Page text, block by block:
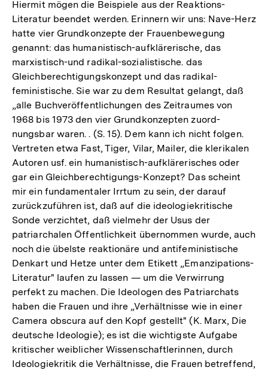
Fußnote
Hiermit mögen die Beispiele aus der Reaktions-
Literatur beendet werden. Erinnern wir uns: Nave-Herz
hatte vier Grundkonzepte der Frauenbewegung
genannt: das humanistisch-aufklärerische, das
marxistisch-und radikal-sozialistische. das
Gleichberechtigungskonzept und das radikal-
feministische. Sie war zu dem Resultat gelangt, daß
„alle Buchveröffentlichungen des Zeitraumes von
1968 bis 1973 den vier Grundkonzepten zuord-
nungsbar waren. . (S. 15). Dem kann ich nicht folgen.
Vertreten etwa Fast, Tiger, Vilar, Mailer, die klerikalen
Autoren usf. ein humanistisch-aufklärerisches oder
gar ein Gleichberechtigungs-Konzept? Das scheint
mir ein fundamentaler Irrtum zu sein, der darauf
zurückzuführen ist, daß auf die ideologiekritische
Sonde verzichtet, daß vielmehr der Usus der
patriarchalen Öffentlichkeit übernommen wurde, auch
noch die übelste reaktionäre und antifeministische
Denkart und Hetze unter dem Etikett „Emanzipations-
Literatur" laufen zu lassen — um die Verwirrung
perfekt zu machen. Die Ideologen des Patriarchats
haben die Frauen und ihre „Verhältnisse wie in einer
Camera obscura auf den Kopf gestellt" (K. Marx, Die
deutsche Ideologie); es ist die wichtigste Aufgabe
kritischer weiblicher Wissenschaftlerinnen, durch
Ideologiekritik die Verhältnisse, die Frauen betreffend,